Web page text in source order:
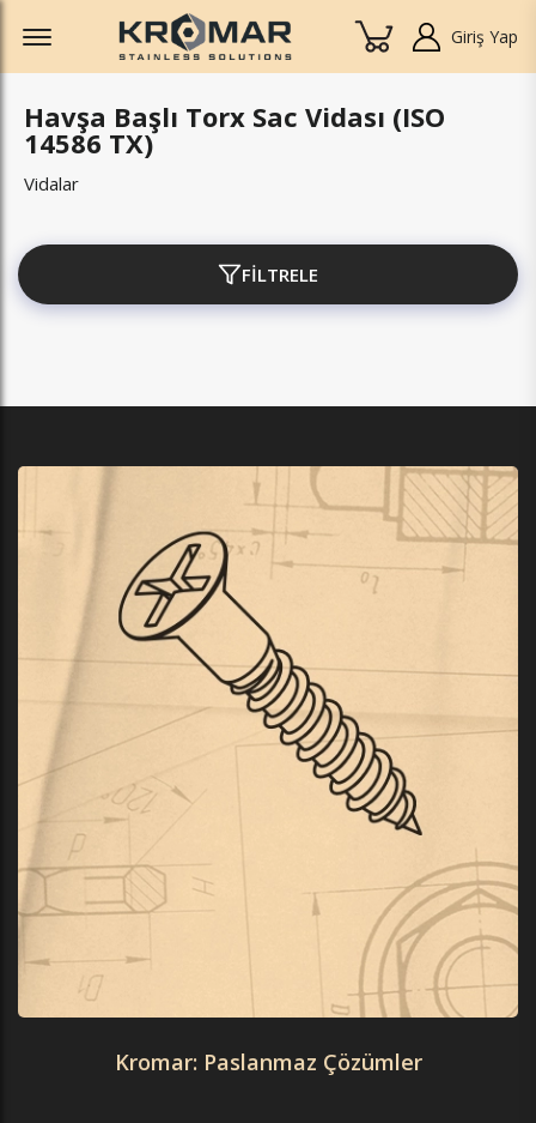
Offcanvas Menu Open
Giriş Yap
Havşa Başlı Torx Sac Vidası (ISO
14586 TX)
Vidalar
FİLTRELE
Kromar: Paslanmaz Çözümler